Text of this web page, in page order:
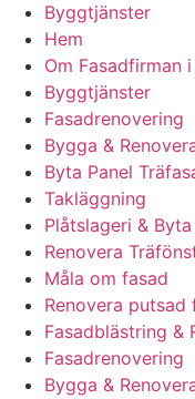
Byggtjänster
Hem
Om Fasadfirman
Byggtjänster
Fasadrenovering
Bygga &
Byta Panel
Takläggning
Plåtslageri &
Renovera
Måla om fasad
Renovera putsad
Fasadblästring &
Fasadrenovering
Bygga &